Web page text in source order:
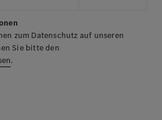
zum Datenschutz auf unseren
Sie bitte den
.